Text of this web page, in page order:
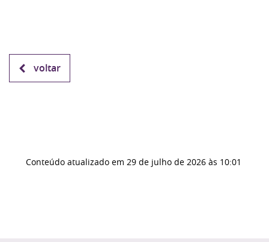
voltar
Conteúdo atualizado em 29 de julho de 2026 às 10:01